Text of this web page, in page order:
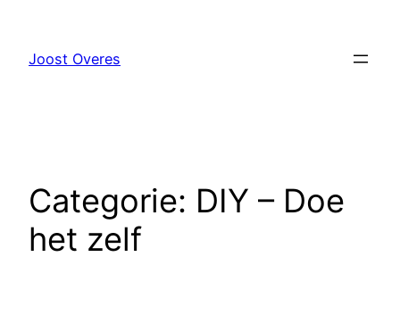
Joost Overes
Categorie: DIY – Doe
het zelf